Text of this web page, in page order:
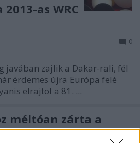
as WRC
0
javában zajlik a Dakar-rali, fél
érdemes újra Európa felé
elrajtol a 81. ...
méltóan zárta a